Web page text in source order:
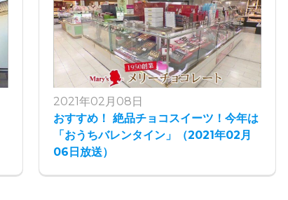
2021年02月08日
おすすめ！ 絶品チョコスイーツ！今年は
「おうちバレンタイン」（2021年02月
06日放送）